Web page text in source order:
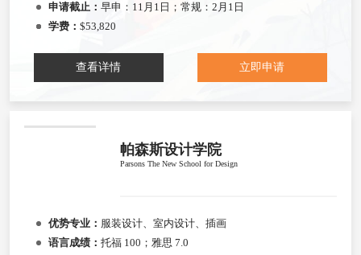
申请截止： 早申：11月1日；常规：2月1日
学费： $53,820
查看详情 立即申请
帕森斯设计学院
Parsons The New School for Design
优势专业： 服装设计、室内设计、插画
语言成绩： 托福 100；雅思 7.0